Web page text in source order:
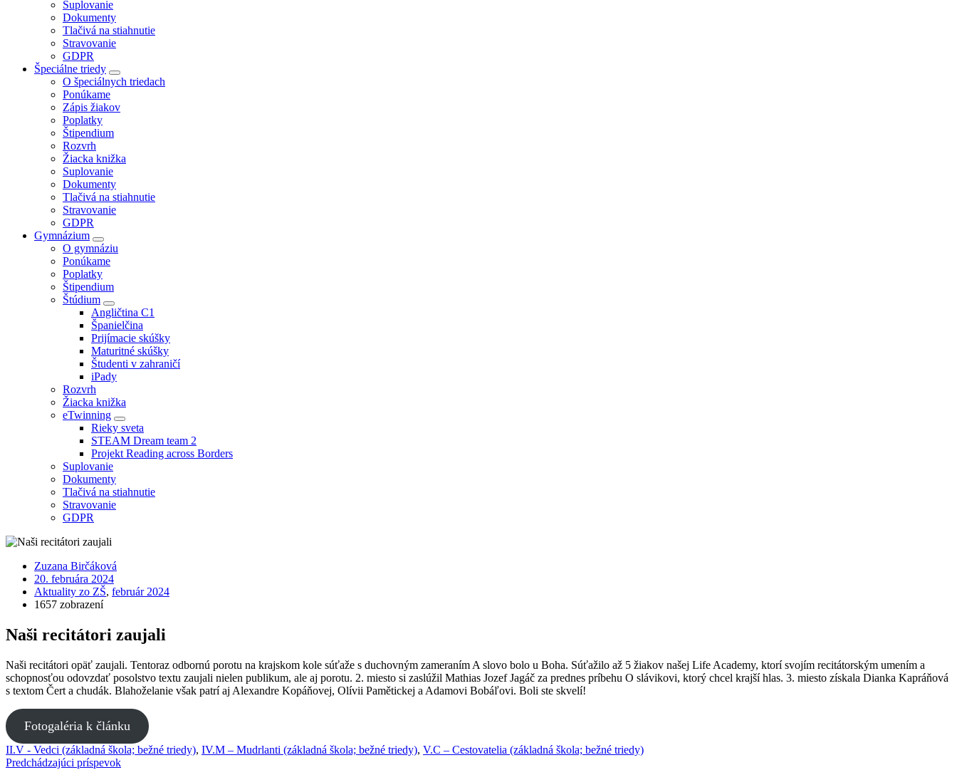
Suplovanie
Dokumenty
Tlačivá na stiahnutie
Stravovanie
GDPR
Špeciálne triedy
O špeciálnych triedach
Ponúkame
Zápis žiakov
Poplatky
Štipendium
Rozvrh
Žiacka knižka
Suplovanie
Dokumenty
Tlačivá na stiahnutie
Stravovanie
GDPR
Gymnázium
O gymnáziu
Ponúkame
Poplatky
Štipendium
Štúdium
Angličtina C1
Španielčina
Prijímacie skúšky
Maturitné skúšky
Študenti v zahraničí
iPady
Rozvrh
Žiacka knižka
eTwinning
Rieky sveta
STEAM Dream team 2
Projekt Reading across Borders
Suplovanie
Dokumenty
Tlačivá na stiahnutie
Stravovanie
GDPR
Zuzana Birčáková
20. februára 2024
Aktuality zo ZŠ, február 2024
1657 zobrazení
Naši recitátori zaujali
Naši recitátori opäť zaujali. Tentoraz odbornú porotu na krajskom kole súťaže s duchovným zameraním A slovo bolo u Boha. Súťažilo až 5 žiakov našej Life Academy, ktorí svojím recitátorským umením a
schopnosťou odovzdať posolstvo textu zaujali nielen publikum, ale aj porotu. 2. miesto si zaslúžil Mathias Jozef Jagáč za prednes príbehu O slávikovi, ktorý chcel krajší hlas. 3. miesto získala Dianka Kapráňová
s textom Čert a chudák. Blahoželanie však patrí aj Alexandre Kopáňovej, Olívii Pamětickej a Adamovi Bobáľovi. Boli ste skvelí!
Fotogaléria k článku
II.V - Vedci (základná škola; bežné triedy), IV.M – Mudrlanti (základná škola; bežné triedy), V.C – Cestovatelia (základná škola; bežné triedy)
Predchádzajúci príspevok